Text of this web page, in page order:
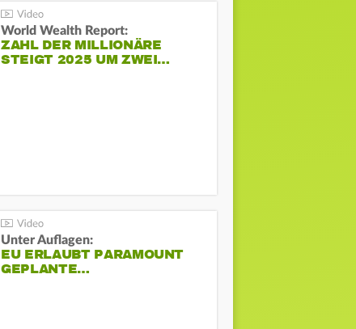
World Wealth Report:
ZAHL DER MILLIONÄRE
STEIGT 2025 UM ZWEI…
Unter Auflagen:
EU ERLAUBT PARAMOUNT
GEPLANTE…